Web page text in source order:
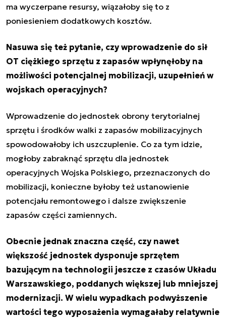
ma wyczerpane resursy, wiązałoby się to z
poniesieniem dodatkowych kosztów.
Nasuwa się też pytanie, czy wprowadzenie do sił
OT ciężkiego sprzętu z zapasów wpłynęłoby na
możliwości potencjalnej mobilizacji, uzupełnień w
wojskach operacyjnych?
Wprowadzenie do jednostek obrony terytorialnej
sprzętu i środków walki z zapasów mobilizacyjnych
spowodowałoby ich uszczuplenie. Co za tym idzie,
mogłoby zabraknąć sprzętu dla jednostek
operacyjnych Wojska Polskiego, przeznaczonych do
mobilizacji, konieczne byłoby też ustanowienie
potencjału remontowego i dalsze zwiększenie
zapasów części zamiennych.
Obecnie jednak znaczna część, czy nawet
większość jednostek dysponuje sprzętem
bazującym na technologii jeszcze z czasów Układu
Warszawskiego, poddanych większej lub mniejszej
modernizacji. W wielu wypadkach podwyższenie
wartości tego wyposażenia wymagałaby relatywnie